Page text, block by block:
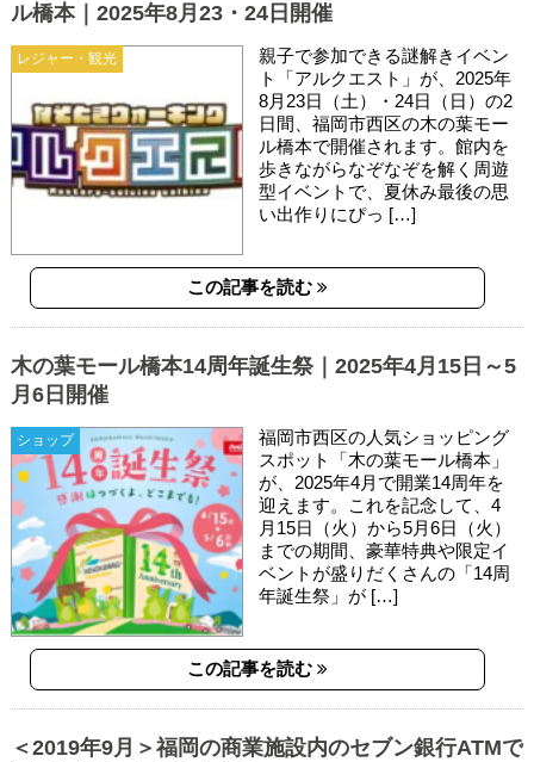
レジャー・観光
ル橋本｜2025年8月23・24日開催
親子で参加できる謎解きイベン
ト「アルクエスト」が、2025年
8月23日（土）・24日（日）の2
日間、福岡市西区の木の葉モー
ル橋本で開催されます。館内を
歩きながらなぞなぞを解く周遊
型イベントで、夏休み最後の思
い出作りにぴっ […]
この記事を読む
ショップ
木の葉モール橋本14周年誕生祭｜2025年4月15日～5
月6日開催
福岡市西区の人気ショッピング
スポット「木の葉モール橋本」
が、2025年4月で開業14周年を
迎えます。これを記念して、4
月15日（火）から5月6日（火）
までの期間、豪華特典や限定イ
ベントが盛りだくさんの「14周
年誕生祭」が […]
この記事を読む
＜2019年9月＞福岡の商業施設内のセブン銀行ATMで